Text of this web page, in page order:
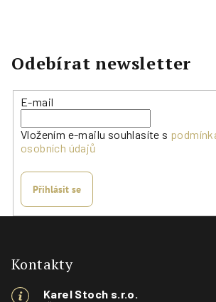
Odebírat newsletter
E-mail
Vložením e-mailu souhlasíte s
osobních údajů
Přihlásit se
Kontakty
Karel Stoch s.r.o.